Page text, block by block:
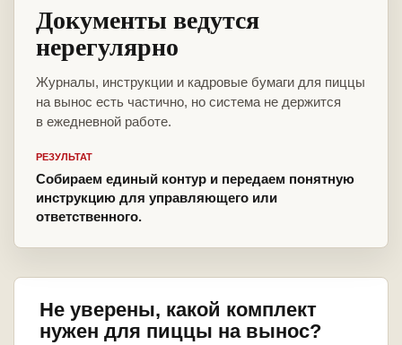
Документы ведутся
нерегулярно
Журналы, инструкции и кадровые бумаги для пиццы
на вынос есть частично, но система не держится
в ежедневной работе.
РЕЗУЛЬТАТ
Собираем единый контур и передаем понятную
инструкцию для управляющего или
ответственного.
Не уверены, какой комплект
нужен для пиццы на вынос?